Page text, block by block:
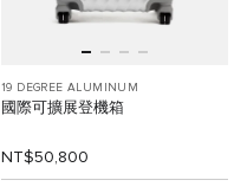
19 DEGREE ALUMINUM
國際可擴展登機箱
NT$50,800